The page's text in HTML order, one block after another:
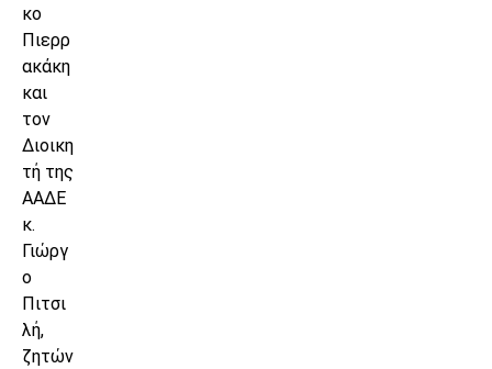
κο
Πιερρ
ακάκη
και
τον
Διοικη
τή της
ΑΑΔΕ
κ.
Γιώργ
ο
Πιτσι
λή,
ζητών